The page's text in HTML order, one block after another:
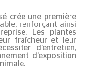
crée une première
renforçant ainsi
Les plantes
fraîcheur et leur
d’entretien,
d’exposition